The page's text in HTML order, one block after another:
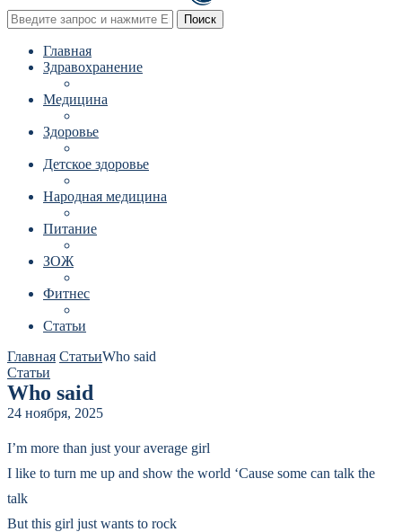
Поиск
Главная
Здравохранение
Медицина
Здоровье
Детское здоровье
Народная медицина
Питание
ЗОЖ
Фитнес
Статьи
Главная СтатьиWho said
Статьи
Who said
24 ноября, 2025
I’m more than just your average girl
I like to turn me up and show the world ‘Cause some can talk the
talk
But this girl just wants to rock